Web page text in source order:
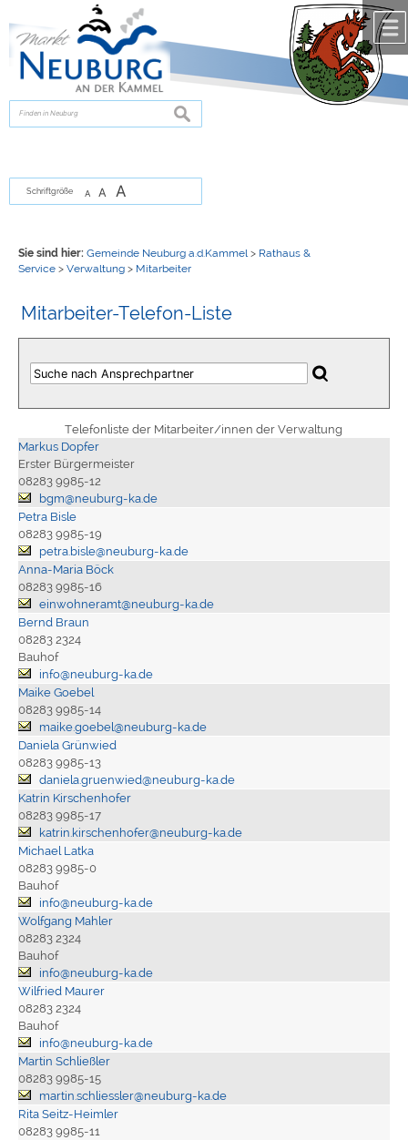
zur Navigationoder
springen.
suchen
Schriftgröße A A A
Sie sind hier: Gemeinde Neuburg a.d.Kammel > Rathaus &
Service> Verwaltung> Mitarbeiter
Mitarbeiter-Telefon-Liste
Telefonliste der Mitarbeiter/innen der Verwaltung
Markus Dopfer
Erster Bürgermeister
08283 9985-12
bgm@neuburg-ka.de
Petra Bisle
08283 9985-19
petra.bisle@neuburg-ka.de
Anna-Maria Böck
08283 9985-16
einwohneramt@neuburg-ka.de
Bernd Braun
08283 2324
Bauhof
info@neuburg-ka.de
Maike Goebel
08283 9985-14
maike.goebel@neuburg-ka.de
Daniela Grünwied
08283 9985-13
daniela.gruenwied@neuburg-ka.de
Katrin Kirschenhofer
08283 9985-17
katrin.kirschenhofer@neuburg-ka.de
Michael Latka
08283 9985-0
Bauhof
info@neuburg-ka.de
Wolfgang Mahler
08283 2324
Bauhof
info@neuburg-ka.de
Wilfried Maurer
08283 2324
Bauhof
info@neuburg-ka.de
Martin Schließler
08283 9985-15
martin.schliessler@neuburg-ka.de
Rita Seitz-Heimler
08283 9985-11